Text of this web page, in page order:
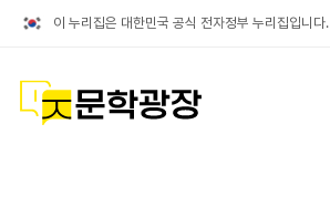
이 누리집은 대한민국 공식 전자정부 누리집입니다.
문학광장